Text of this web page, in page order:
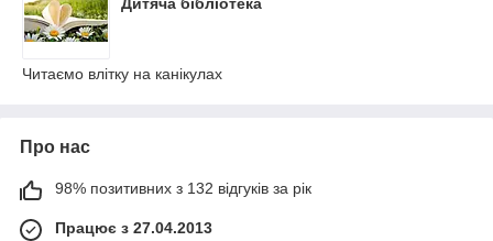
Читаємо влітку на канікулах
Про нас
98% позитивних з 132 відгуків за рік
Працює з 27.04.2013